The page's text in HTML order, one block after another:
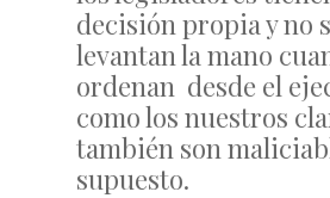
decisión propia y no
levantan la mano
ordenan desde el
como los nuestros
también son
supuesto.